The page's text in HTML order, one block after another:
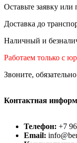
Оставьте заявку
Доставка до
Наличный и
Работаем только с
Звоните,
Контактная
Телефон: +7
Email: